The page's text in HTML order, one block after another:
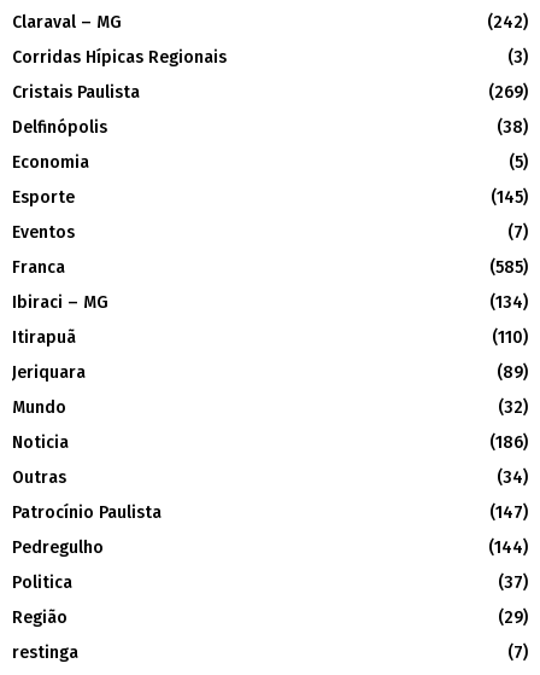
Claraval – MG
(242)
Corridas Hípicas Regionais
(3)
Cristais Paulista
(269)
Delfinópolis
(38)
Economia
(5)
Esporte
(145)
Eventos
(7)
Franca
(585)
Ibiraci – MG
(134)
Itirapuã
(110)
Jeriquara
(89)
Mundo
(32)
Noticia
(186)
Outras
(34)
Patrocínio Paulista
(147)
Pedregulho
(144)
Politica
(37)
Região
(29)
restinga
(7)